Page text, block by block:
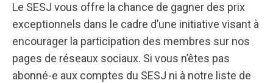
Le SESJ vous offre la chance de gagner des prix
exceptionnels dans le cadre d’une initiative visant à
encourager la participation des membres sur nos
pages de réseaux sociaux. Si vous n’êtes pas
abonné-e aux comptes du SESJ ni à notre liste de